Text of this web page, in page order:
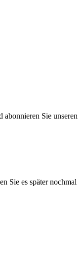
abonnieren Sie unseren
Sie es später nochmal